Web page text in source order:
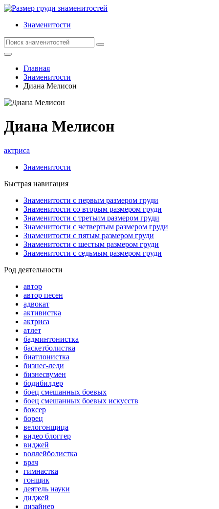
Знаменитости
Главная
Знаменитости
Диана Мелисон
Диана Мелисон
актриса
Знаменитости
Быстрая навигация
Знаменитости с первым размером груди
Знаменитости со вторым размером груди
Знаменитости с третьим размером груди
Знаменитости с четвертым размером груди
Знаменитости с пятым размером груди
Знаменитости с шестым размером груди
Знаменитости с седьмым размером груди
Род деятельности
автор
автор песен
адвокат
активистка
актриса
атлет
бадминтонистка
баскетболистка
биатлонистка
бизнес-леди
бизнесвумен
бодибилдер
боец смешанных боевых
боец смешанных боевых искусств
боксер
борец
велогонщица
видео блоггер
виджей
воллейболистка
врач
гимнастка
гонщик
деятель науки
диджей
дизайнер